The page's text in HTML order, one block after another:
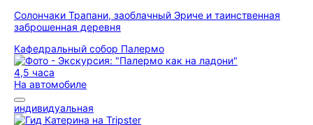
Солончаки Трапани, заоблачный Эриче и таинственная
заброшенная деревня
Кафедральный собор Палермо
4,5 часа
На автомобиле
индивидуальная